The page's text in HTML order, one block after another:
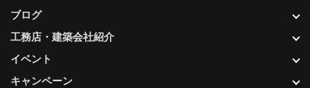
ブログ
工務店・建築会社紹介
イベント
キャンペーン